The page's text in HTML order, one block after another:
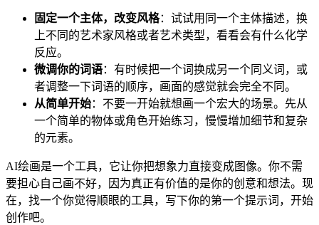
固定一个主体，改变风格：试试用同一个主体描述，换
上不同的艺术家风格或者艺术类型，看看会有什么化学
反应。
微调你的词语：有时候把一个词换成另一个同义词，或
者调整一下词语的顺序，画面的感觉就会完全不同。
从简单开始：不要一开始就想画一个宏大的场景。先从
一个简单的物体或角色开始练习，慢慢增加细节和复杂
的元素。
AI绘画是一个工具，它让你把想象力直接变成图像。你不需
要担心自己画不好，因为真正有价值的是你的创意和想法。现
在，找一个你觉得顺眼的工具，写下你的第一个提示词，开始
创作吧。